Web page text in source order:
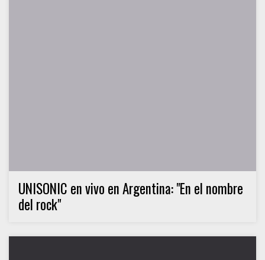
UNISONIC en vivo en Argentina: "En el nombre
del rock"